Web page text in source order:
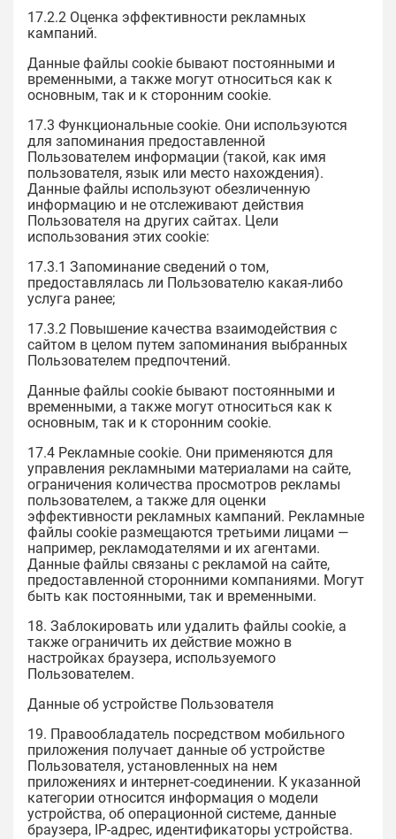
17.2.2 Оценка эффективности рекламных
кампаний.
Данные файлы cookie бывают постоянными и
временными, а также могут относиться как к
основным, так и к сторонним cookie.
17.3 Функциональные cookie. Они используются
для запоминания предоставленной
Пользователем информации (такой, как имя
пользователя, язык или место нахождения).
Данные файлы используют обезличенную
информацию и не отслеживают действия
Пользователя на других сайтах. Цели
использования этих cookie:
17.3.1 Запоминание сведений о том,
предоставлялась ли Пользователю какая-либо
услуга ранее;
17.3.2 Повышение качества взаимодействия с
сайтом в целом путем запоминания выбранных
Пользователем предпочтений.
Данные файлы cookie бывают постоянными и
временными, а также могут относиться как к
основным, так и к сторонним cookie.
17.4 Рекламные cookie. Они применяются для
управления рекламными материалами на сайте,
ограничения количества просмотров рекламы
пользователем, а также для оценки
эффективности рекламных кампаний. Рекламные
файлы cookie размещаются третьими лицами —
например, рекламодателями и их агентами.
Данные файлы связаны с рекламой на сайте,
предоставленной сторонними компаниями. Могут
быть как постоянными, так и временными.
18. Заблокировать или удалить файлы cookie, а
также ограничить их действие можно в
настройках браузера, используемого
Пользователем.
Данные об устройстве Пользователя
19. Правообладатель посредством мобильного
приложения получает данные об устройстве
Пользователя, установленных на нем
приложениях и интернет-соединении. К указанной
категории относится информация о модели
устройства, об операционной системе, данные
браузера, IP-адрес, идентификаторы устройства.